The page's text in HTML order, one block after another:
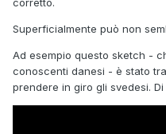
corretto.
Superficialmente può non
Ad esempio questo sketch -
conoscenti danesi - è stato
prendere in giro gli svedesi.